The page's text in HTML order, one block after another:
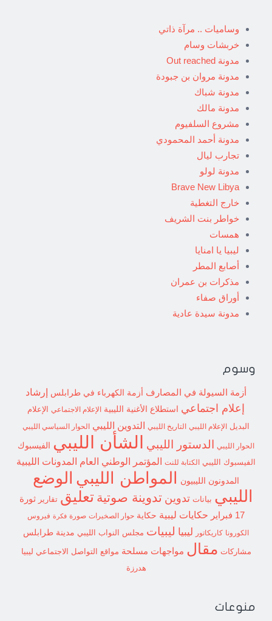
وساميات .. مرآة ذاتي
خربشات وسام
مدونة Out reached
مدونة مروان بن جبودة
مدونة شباك
مدونة مالك
مشروع السلفيوم
مدونة أحمد المحمودي
تجارب ليال
مدونة لولو
Brave New Libya
خارج التغطية
خواطر بنت الشريف
همسات
ليبيا يا امنايا
أصابع المطر
مذكرات بن عمران
أوراق صفاء
مدونة سيدة عادية
وسوم
أزمة السيولة في المصارف أزمة الكهرباء في طرابلس إرشاد
إعلام اجتماعي استطلاع الأغنية الليبية الإعلام الاجتماعي
الإعلام
البديل الإعلام الليبي التاريخ الليبي التدوين الليبي الحوار السياسي الليبي
الحوار الليبي الدستور الليبي الشأن الليبي الفيسبوك
الفيسبوك الليبي الكتابة للنت المؤتمر الوطني العام المدونات الليبية
المدونون الليبيون المواطن الليبي الوضع
الليبي بيانات تدوين تدوينة صوتية تعليق تقارير
ثورة
17 فبراير
حكايات ليبية حكاية حوار الصخيرات صورة فكرة فيروس
الكورونا كاريكاتور ليبيا ليبيات مجلس النواب الليبي مدينة طرابلس
مشاركات مقال مواجهات مسلحة مواقع التواصل الاجتماعي ليبيا
هدرزة
منوعات